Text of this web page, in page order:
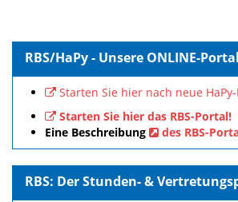
RBS/HaPy - Unsere ONLINE-
Starten Sie hier nach neue
Starten Sie hier das RBS-Portal!
Eine Beschreibung
des RBS-
RBS: Der Stunden- &